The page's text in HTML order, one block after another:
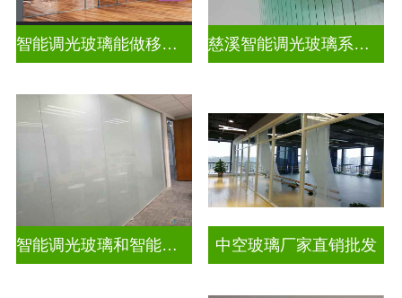
智能调光玻璃能做移动电源吗 慈溪智能调光玻璃系统隔断拆装
智能调光玻璃和智能智能调光玻璃电控玻璃一样吗 中空玻璃厂家直销批发